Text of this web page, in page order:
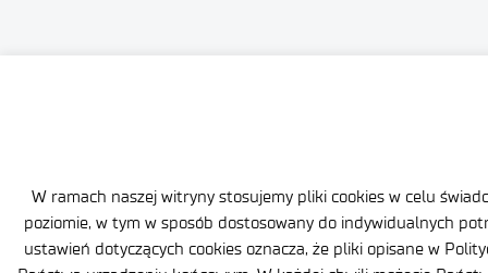
W ramach naszej witryny stosujemy pliki cookies w celu
poziomie, w tym w sposób dostosowany do indywidualnych
ustawień dotyczących cookies oznacza, że pliki opisane w